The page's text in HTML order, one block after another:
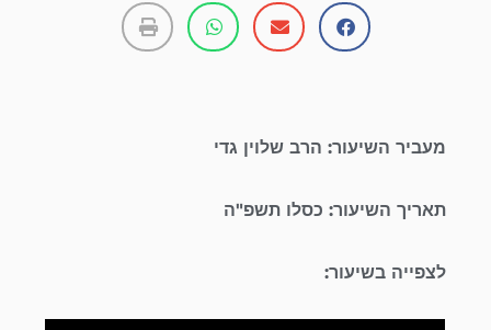
מעביר השיעור: הרב שלוין גדי
תאריך השיעור: כסלו תשפ"ה
לצפייה בשיעור: